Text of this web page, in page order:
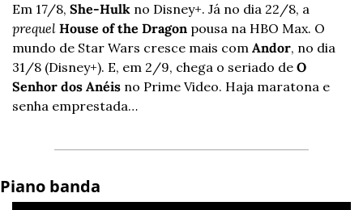
Em 17/8, She-Hulk
prequel House of the Dragon pousa na HBO Max. O
mundo de Star Wars cresce mais com Andor, no dia
31/8 (Disney+). E, em 2/9, chega o seriado de O
Senhor dos Anéis no Prime Video. Haja maratona e
senha emprestada…
Piano banda